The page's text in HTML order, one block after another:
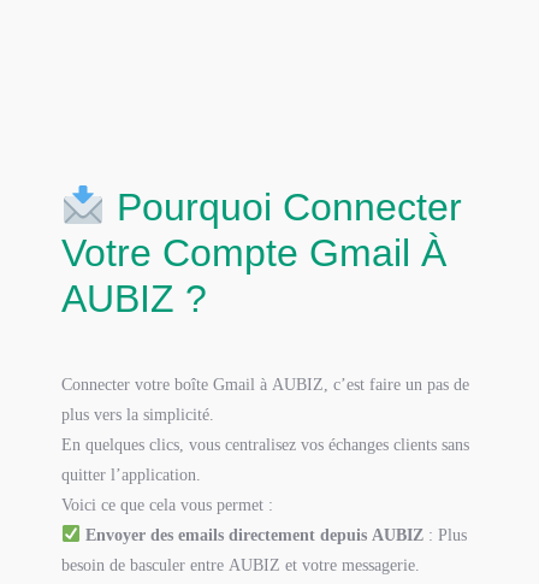
Pourquoi Connecter
Votre Compte Gmail À
AUBIZ ?
Connecter votre boîte Gmail à AUBIZ, c’est faire un pas de
plus vers la simplicité.
En quelques clics, vous centralisez vos échanges clients sans
quitter l’application.
Voici ce que cela vous permet :
Envoyer des emails directement depuis AUBIZ : Plus
besoin de basculer entre AUBIZ et votre messagerie.